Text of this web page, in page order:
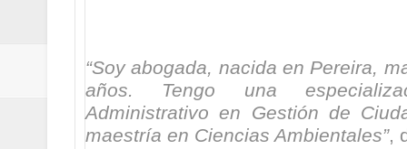
terrestre para la posesión
Regionetnoticias / Las ayudas
“Soy abogada, nacida en Pereira,
años. Tengo una
Administrativo en Gestión de
maestría en Ciencias Ambientales”,